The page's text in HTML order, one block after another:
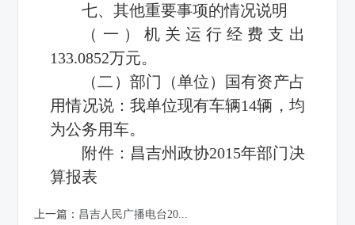
七、其他重要事项的情况说明
（一）机关运行经费支出
133.0852万元。
（二）部门（单位）国有资产占
用情况说：我单位现有车辆14辆，均
为公务用车。
附件： 昌吉州政协2015年部门决
算报表
上一篇： 昌吉人民广播电台20...